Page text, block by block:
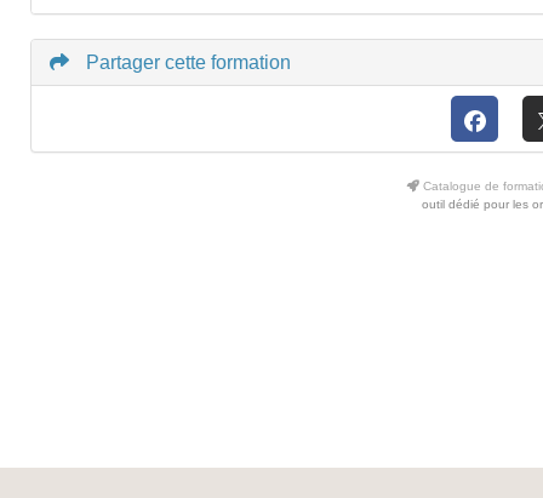
Partager cette formation
Catalogue de
outil dédié pour les